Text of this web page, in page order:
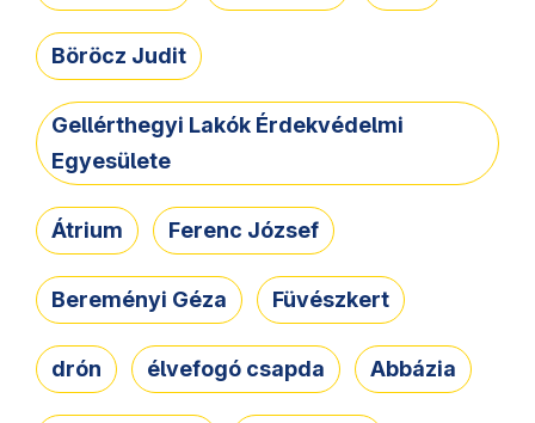
Böröcz Judit
Gellérthegyi Lakók Érdekvédelmi
Egyesülete
Átrium Ferenc József
Bereményi Géza Füvészkert
drón élvefogó csapda Abbázia